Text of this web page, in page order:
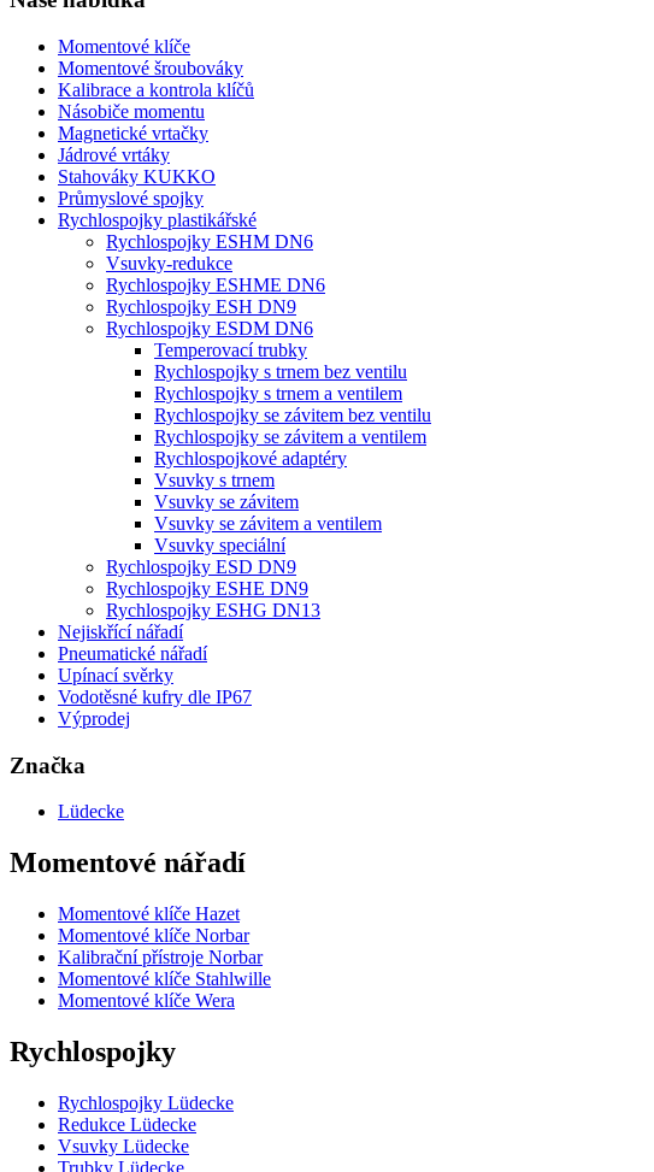
Momentové klíče
Momentové šroubováky
Kalibrace a kontrola klíčů
Násobiče momentu
Magnetické vrtačky
Jádrové vrtáky
Stahováky KUKKO
Průmyslové spojky
Rychlospojky plastikářské
Rychlospojky ESHM DN6
Vsuvky-redukce
Rychlospojky ESHME DN6
Rychlospojky ESH DN9
Rychlospojky ESDM DN6
Temperovací trubky
Rychlospojky s trnem bez ventilu
Rychlospojky s trnem a ventilem
Rychlospojky se závitem bez ventilu
Rychlospojky se závitem a ventilem
Rychlospojkové adaptéry
Vsuvky s trnem
Vsuvky se závitem
Vsuvky se závitem a ventilem
Vsuvky speciální
Rychlospojky ESD DN9
Rychlospojky ESHE DN9
Rychlospojky ESHG DN13
Nejiskřící nářadí
Pneumatické nářadí
Upínací svěrky
Vodotěsné kufry dle IP67
Výprodej
Značka
Lüdecke
Momentové nářadí
Momentové klíče Hazet
Momentové klíče Norbar
Kalibrační přístroje Norbar
Momentové klíče Stahlwille
Momentové klíče Wera
Rychlospojky
Rychlospojky Lüdecke
Redukce Lüdecke
Vsuvky Lüdecke
Trubky Lüdecke